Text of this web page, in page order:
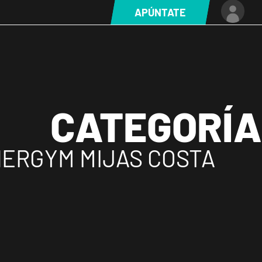
APÚNTATE
CATEGORÍA
MIJAS COSTA